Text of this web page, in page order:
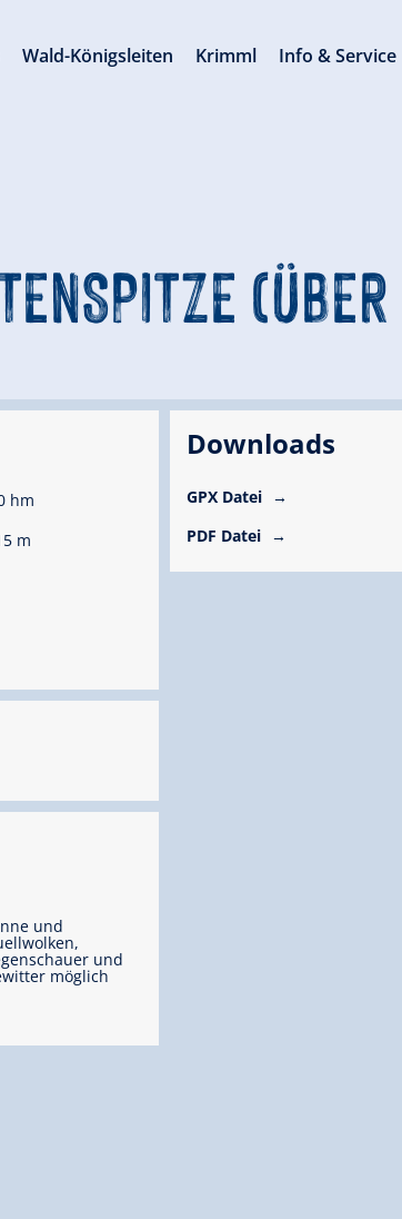
hm
m
und
und
möglich
Downloads
GPX Datei
PDF Datei
Wald-Königsleiten Krimml Info & Service